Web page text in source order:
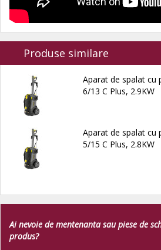
Produse similare
Aparat de spalat cu
6/13 C Plus, 2.9KW
Aparat de spalat cu
5/15 C Plus, 2.8KW
Ai nevoie de mentenanta sau piese de
produs?